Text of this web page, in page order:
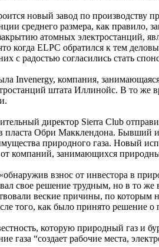
новый завод по производству
среднего размера, как правило,
атомных электростанций,
когда ELPC обратился к тем
с радостью согласились стать
Invenergy, компания, занимающаяся
штата Иллинойс. В то же
директор Sierra Club
пласта Обри Макклендона.
природного газа. Новый
компаний, занимающихся
взнос от инвестора в
свое решение трудным, но в то
веские причины, по
того, как было принято
которую природный газ и
газа “создает рабочие места,